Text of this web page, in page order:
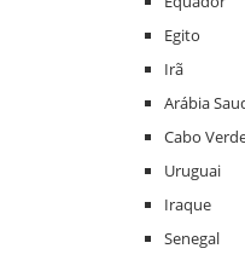
Egito
Irã
Arábia
Cabo
Uruguai
Iraque
Senegal